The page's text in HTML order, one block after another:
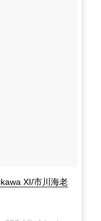
XI/市川海老